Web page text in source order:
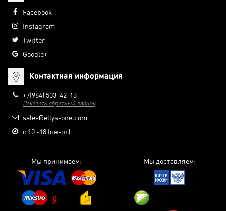
Facebook
Instagram
Twitter
Google+
Контактная информация
+7(964) 503-42-13
Заказать обратный звонок
sales@ellys-one.com
с 10 -18 (пн-пт)
Мы принимаем: Мы доставляем: